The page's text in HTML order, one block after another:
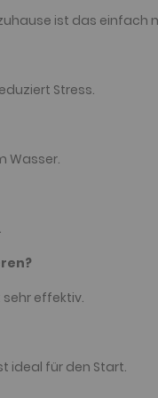
ist das einfach
Stress.
Wasser.
effektiv.
ideal für den Start.